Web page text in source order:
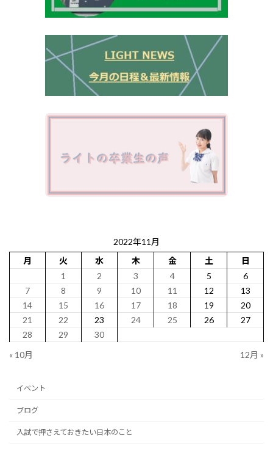
2022年11月
月
火 水 木 金 土
日
1
2 3 4 5
6
7
8 9 10 11 12
13
14
15 16 17 18 19
20
21
22 23 24 25 26
27
28
29
30
« 10月
12月 »
イベント
ブログ
入試で押さえておきたい日本のこと